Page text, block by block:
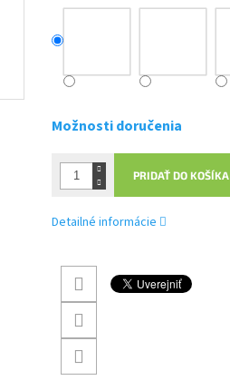
Možnosti doručenia
PRIDAŤ DO KOŠÍKA
Detailné informácie